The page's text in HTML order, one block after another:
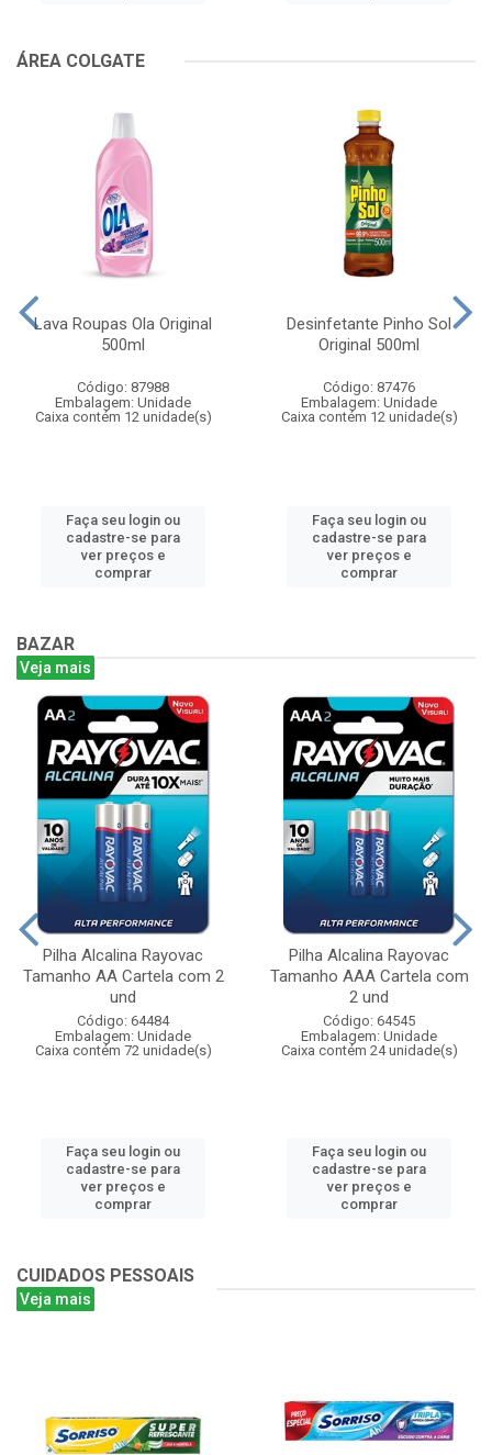
ÁREA COLGATE
Lava Roupas Ola Original
500ml
Código: 87988
Embalagem: Unidade
Caixa contém 12 unidade(s)
Faça seu login ou
cadastre-se para
ver preços e
comprar
Desinfetante Pinho Sol
Original 500ml
Código: 87476
Embalagem: Unidade
Caixa contém 12 unidade(s)
Faça seu login ou
cadastre-se para
ver preços e
comprar
BAZAR
Veja mais
Pilha Alcalina Rayovac
Tamanho AA Cartela com 2
und
Código: 64484
Embalagem: Unidade
Caixa contém 72 unidade(s)
Faça seu login ou
cadastre-se para
ver preços e
comprar
Pilha Alcalina Rayovac
Tamanho AAA Cartela com
2 und
Código: 64545
Embalagem: Unidade
Caixa contém 24 unidade(s)
Faça seu login ou
cadastre-se para
ver preços e
comprar
CUIDADOS PESSOAIS
Veja mais